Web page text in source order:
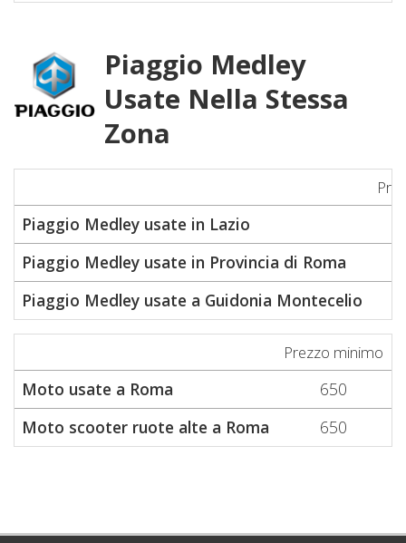
Piaggio Medley
Usate Nella Stessa
Zona
Piaggio Medley usate in Lazio
Piaggio Medley usate in Provincia di Roma
Piaggio Medley usate a Guidonia Montecelio
Prezzo minimo
Moto usate a Roma
650
Moto scooter ruote alte a Roma
650